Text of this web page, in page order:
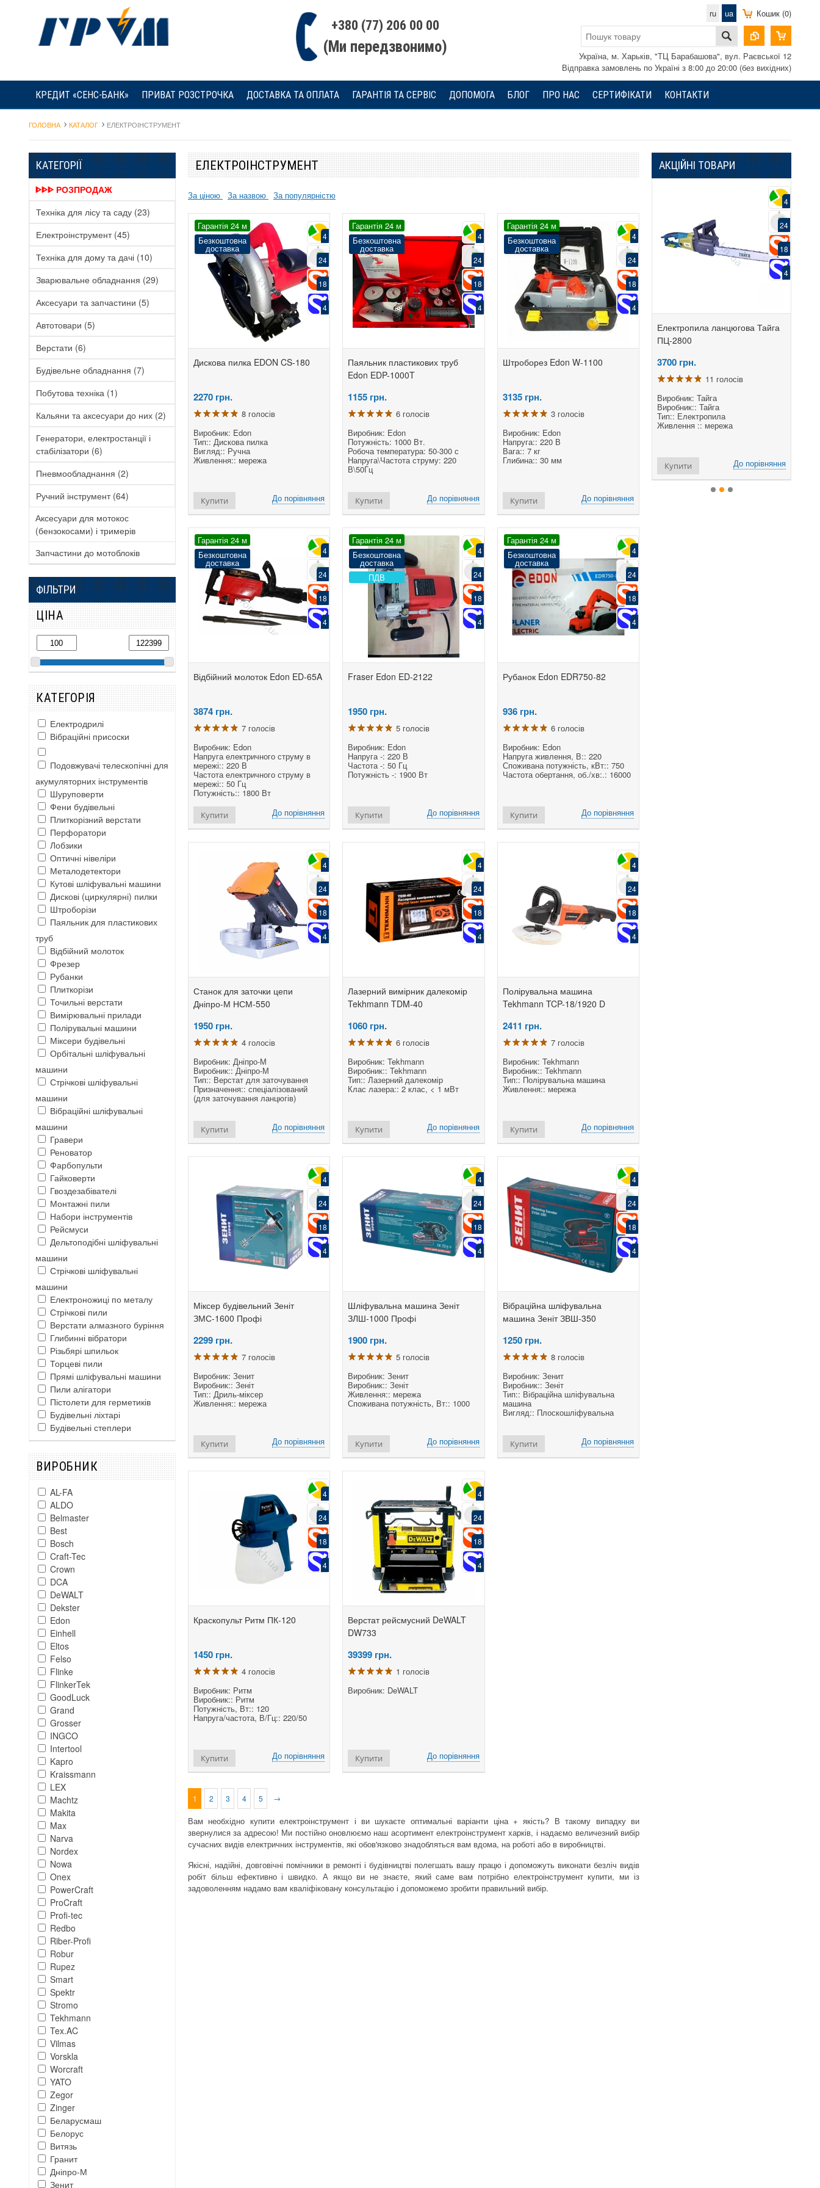
+380 (77) 206 00 00
(Ми передзвонимо)
Кошик (0)
ru ua
Україна, м. Харьків, "ТЦ Барабашова", вул. Раєвської 12
Відправка замовлень по Україні з 8:00 до 20:00 (без вихідних)
КРЕДИТ «СЕНС-БАНК» ПРИВАТ РОЗСТРОЧКА ДОСТАВКА ТА ОПЛАТА ГАРАНТІЯ ТА СЕРВІС ДОПОМОГА БЛОГ ПРО НАС СЕРТИФІКАТИ КОНТАКТИ
ГОЛОВНА КАТАЛОГ ЕЛЕКТРОІНСТРУМЕНТ
КАТЕГОРІЇ
ᐈᐈᐈ РОЗПРОДАЖ
Техніка для лісу та саду (23)
Електроінструмент (45)
Техніка для дому та дачі (10)
Зварювальне обладнання (29)
Аксесуари та запчастини (5)
Автотовари (5)
Верстати (6)
Будівельне обладнання (7)
Побутова техніка (1)
Кальяни та аксесуари до них (2)
Генератори, електростанції і
стабілізатори (6)
Пневмообладнання (2)
Ручний інструмент (64)
Аксесуари для мотокос
(бензокосами) і тримерів
Запчастини до мотоблоків
ФІЛЬТРИ
ЦІНА
КАТЕГОРІЯ
Електродрилі
Вібраційні присоски
Подовжувачі телескопічні для
акумуляторних інструментів
Шуруповерти
Фени будівельні
Плиткорізний верстати
Перфоратори
Лобзики
Оптичні нівеліри
Металодетектори
Кутові шліфувальні машини
Дискові (циркулярні) пилки
Штроборізи
Паяльник для пластикових
труб
Відбійний молоток
Фрезер
Рубанки
Плиткорізи
Точильні верстати
Вимірювальні прилади
Полірувальні машини
Міксери будівельні
Орбітальні шліфувальні
машини
Стрічкові шліфувальні
машини
Вібраційні шліфувальні
машини
Гравери
Реноватор
Фарбопульти
Гайковерти
Гвоздезабівателі
Монтажні пили
Набори інструментів
Рейсмуси
Дельтоподібні шліфувальні
машини
Стрічкові шліфувальні
машини
Електроножиці по металу
Стрічкові пили
Верстати алмазного буріння
Глибинні вібратори
Різьбярі шпильок
Торцеві пили
Прямі шліфувальні машини
Пили алігатори
Пістолети для герметиків
Будівельні ліхтарі
Будівельні степлери
ВИРОБНИК
AL-FA
ALDO
Belmaster
Best
Bosch
Craft-Tec
Crown
DCA
DeWALT
Dekster
Edon
Einhell
Eltos
Felso
Flinke
FlinkerTek
GoodLuck
Grand
Grosser
INGCO
Intertool
Kapro
Kraissmann
LEX
Machtz
Makita
Max
Narva
Nordex
Nowa
Onex
PowerCraft
ProCraft
Profi-tec
Redbo
Riber-Profi
Robur
Rupez
Smart
Spektr
Stromo
Tekhmann
Tex.AC
Vilmas
Vorskla
Worcraft
YATO
Zegor
Zinger
Беларусмаш
Белорус
Витязь
Гранит
Дніпро-М
Зенит
ЕЛЕКТРОІНСТРУМЕНТ
За ціною За назвою За популярністю
Гарантія 24 м
Безкоштовна
доставка
4
24
18
4
Дискова пилка EDON CS-180
2270 грн.
8 голосів
Виробник: Edon
Тип:: Дискова пилка
Вигляд:: Ручна
Живлення:: мережа
До порівняння
Купити
Гарантія 24 м
Безкоштовна
доставка
4
24
18
4
Паяльник пластикових труб
Edon EDP-1000T
1155 грн.
6 голосів
Виробник: Edon
Потужність: 1000 Вт.
Робоча температура: 50-300 с
Напруга\Частота струму: 220
В\50Гц
До порівняння
Купити
Гарантія 24 м
Безкоштовна
доставка
4
24
18
4
Штроборез Edon W-1100
3135 грн.
3 голосів
Виробник: Edon
Напруга:: 220 В
Вага:: 7 кг
Глибина:: 30 мм
До порівняння
Купити
Гарантія 24 м
Безкоштовна
доставка
4
24
18
4
Відбійний молоток Edon ED-65A
3874 грн.
7 голосів
Виробник: Edon
Напруга електричного струму в
мережі:: 220 В
Частота електричного струму в
мережі:: 50 Гц
Потужність:: 1800 Вт
До порівняння
Купити
Гарантія 24 м
Безкоштовна
доставка
ПДВ
4
24
18
4
Fraser Edon ED-2122
1950 грн.
5 голосів
Виробник: Edon
Напруга -: 220 В
Частота -: 50 Гц
Потужність -: 1900 Вт
До порівняння
Купити
Гарантія 24 м
Безкоштовна
доставка
4
24
18
4
Рубанок Edon EDR750-82
936 грн.
6 голосів
Виробник: Edon
Напруга живлення, В:: 220
Споживана потужність, кВт:: 750
Частота обертання, об./хв:.: 16000
До порівняння
Купити
4
24
18
4
Станок для заточки цепи
Дніпро-М НСМ-550
1950 грн.
4 голосів
Виробник: Дніпро-М
Виробник:: Дніпро-М
Тип:: Верстат для заточування
Призначення:: спеціалізований
(для заточування ланцюгів)
До порівняння
Купити
4
24
18
4
Лазерний вимірник далекомір
Tekhmann TDM-40
1060 грн.
6 голосів
Виробник: Tekhmann
Виробник:: Tekhmann
Тип:: Лазерний далекомір
Клас лазера:: 2 клас, < 1 мВт
До порівняння
Купити
4
24
18
4
Полірувальна машина
Tekhmann TCP-18/1920 D
2411 грн.
7 голосів
Виробник: Tekhmann
Виробник:: Tekhmann
Тип:: Полірувальна машина
Живлення:: мережа
До порівняння
Купити
4
24
18
4
Міксер будівельний Зеніт
ЗМС-1600 Профі
2299 грн.
7 голосів
Виробник: Зенит
Виробник:: Зеніт
Тип:: Дриль-міксер
Живлення:: мережа
До порівняння
Купити
4
24
18
4
Шліфувальна машина Зеніт
ЗЛШ-1000 Профі
1900 грн.
5 голосів
Виробник: Зенит
Виробник:: Зеніт
Живлення:: мережа
Споживана потужність, Вт:: 1000
До порівняння
Купити
4
24
18
4
Вібраційна шліфувальна
машина Зеніт ЗВШ-350
1250 грн.
8 голосів
Виробник: Зенит
Виробник:: Зеніт
Тип:: Вібраційна шліфувальна
машина
Вигляд:: Плоскошліфувальна
До порівняння
Купити
4
24
18
4
Краскопульт Ритм ПК-120
1450 грн.
4 голосів
Виробник: Ритм
Виробник:: Ритм
Потужність, Вт:: 120
Напруга/частота, В/Гц:: 220/50
До порівняння
Купити
4
24
18
4
Верстат рейсмусний DeWALT
DW733
39399 грн.
1 голосів
Виробник: DeWALT
До порівняння
Купити
1 2 3 4 5 →
Вам необхідно купити електроінструмент і ви шукаєте оптимальні варіанти ціна + якість? В такому випадку ви
звернулися за адресою! Ми постійно оновлюємо наш асортимент електроінструмент харків, і надаємо величезний вибір
сучасних видів електричних інструментів, які обов'язково знадобляться вам вдома, на роботі або в виробництві.
Якісні, надійні, довговічні помічники в ремонті і будівництві полегшать вашу працю і допоможуть виконати безліч видів
робіт більш ефективно і швидко. А якщо ви не знаєте, який саме вам потрібно електроінструмент купити, ми із
задоволенням надамо вам кваліфіковану консультацію і допоможемо зробити правильний вибір.
АКЦІЙНІ ТОВАРИ
Гарантія 24 м
Безкоштовна
доставка
ПДВ
24
Електропила ланцюгова Кедр
3570грн.
Виробник: Кедр
Тип:: Електропила
Живлення :: від мережі
2800 (3,6)
До порівняння
Купити
Електропила ланцюгова
3550грн.
Виробник: ProCraft
Тип:: Електропила
Живлення :: мережа
2600 (3,54)
Купити
4
24
18
4
Електропила ланцюгова Тайга
ПЦ-2800
3700 грн.
11 голосів
Виробник: Тайга
Виробник:: Тайга
Тип:: Електропила
Живлення :: мережа
До порівняння
Купити